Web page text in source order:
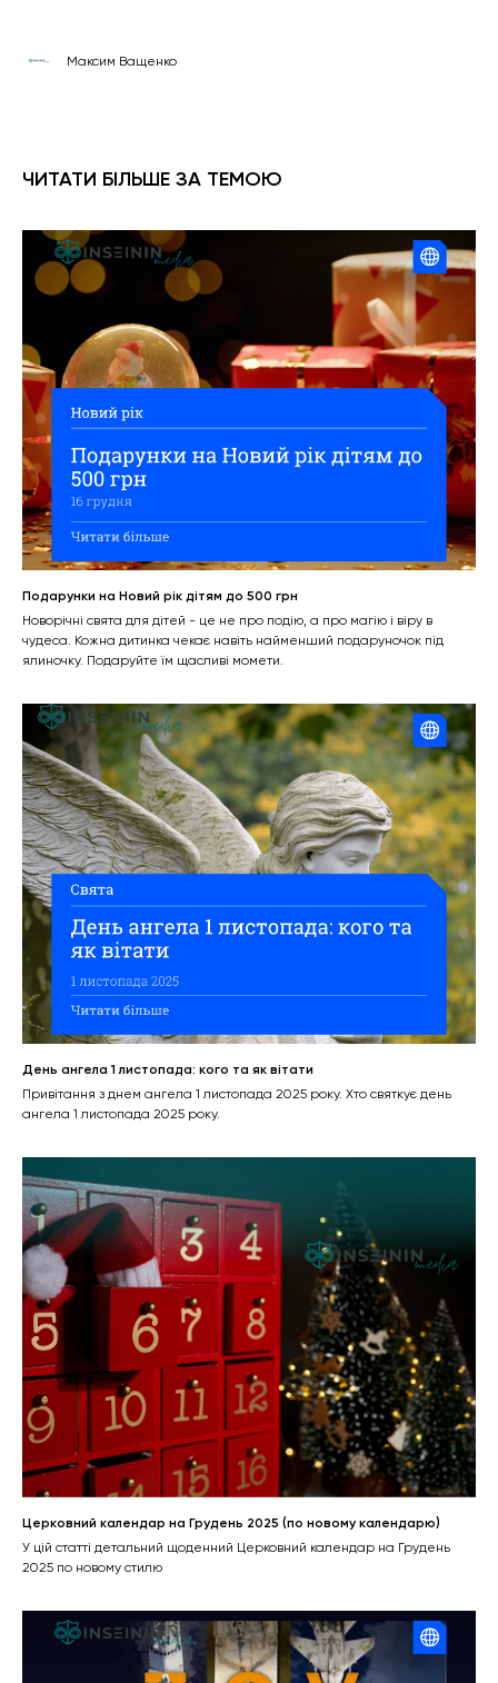
Максим Ващенко
ЧИТАТИ БІЛЬШЕ ЗА ТЕМОЮ
Подарунки на Новий рік дітям до 500 грн
Новорічні свята для дітей - це не про подію, а про магію і віру в
чудеса. Кожна дитинка чекає навіть найменший подаруночок під
ялиночку. Подаруйте їм щасливі момети.
День ангела 1 листопада: кого та як вітати
Привітання з днем ангела 1 листопада 2025 року. Хто святкує день
ангела 1 листопада 2025 року.
Церковний календар на Грудень 2025 (по новому календарю)
У цій статті детальний щоденний Церковний календар на Грудень
2025 по новому стилю